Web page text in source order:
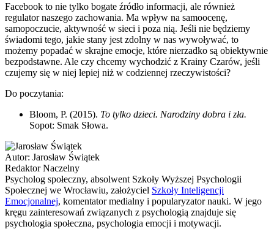
Facebook to nie tylko bogate źródło informacji, ale również
regulator naszego zachowania. Ma wpływ na samoocenę,
samopoczucie, aktywność w sieci i poza nią. Jeśli nie będziemy
świadomi tego, jakie stany jest zdolny w nas wywoływać, to
możemy popadać w skrajne emocje, które nierzadko są obiektywnie
bezpodstawne. Ale czy chcemy wychodzić z Krainy Czarów, jeśli
czujemy się w niej lepiej niż w codziennej rzeczywistości?
Do poczytania:
Bloom, P. (2015). To tylko dzieci. Narodziny dobra i zła.
Sopot: Smak Słowa.
Autor: Jarosław Świątek
Redaktor Naczelny
Psycholog społeczny, absolwent Szkoły Wyższej Psychologii
Społecznej we Wrocławiu, założyciel Szkoły Inteligencji
Emocjonalnej, komentator medialny i popularyzator nauki. W jego
kręgu zainteresowań związanych z psychologią znajduje się
psychologia społeczna, psychologia emocji i motywacji.